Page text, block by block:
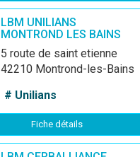
LBM UNILIANS
MONTROND LES BAINS
5 route de saint etienne
42210 Montrond-les-Bains
# Unilians
Fiche détails